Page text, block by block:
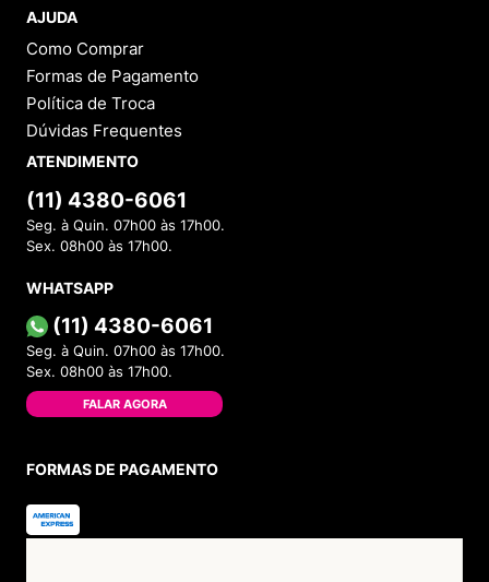
AJUDA
Como Comprar
Formas de Pagamento
Política de Troca
Dúvidas Frequentes
ATENDIMENTO
(11) 4380-6061
Seg. à Quin. 07h00 às 17h00.
Sex. 08h00 às 17h00.
WHATSAPP
(11) 4380-6061
Seg. à Quin. 07h00 às 17h00.
Sex. 08h00 às 17h00.
FALAR AGORA
FORMAS DE PAGAMENTO